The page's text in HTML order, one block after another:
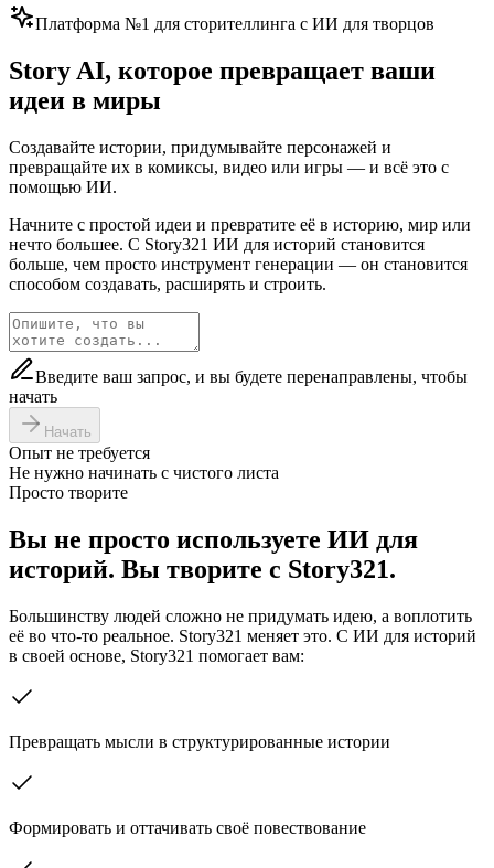
Платформа №1 для сторителлинга с ИИ для творцов
Story AI, которое превращает ваши
идеи в миры
Создавайте истории, придумывайте персонажей и
превращайте их в комиксы, видео или игры — и всё это с
помощью ИИ.
Начните с простой идеи и превратите её в историю, мир или
нечто большее. С Story321 ИИ для историй становится
больше, чем просто инструмент генерации — он становится
способом создавать, расширять и строить.
Введите ваш запрос, и вы будете перенаправлены, чтобы
начать
Начать
Опыт не требуется
Не нужно начинать с чистого листа
Просто творите
Вы не просто используете ИИ для
историй. Вы творите с Story321.
Большинству людей сложно не придумать идею, а воплотить
её во что-то реальное. Story321 меняет это. С ИИ для историй
в своей основе, Story321 помогает вам:
Превращать мысли в структурированные истории
Формировать и оттачивать своё повествование